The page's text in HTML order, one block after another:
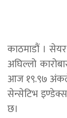
काठमाडौं ।
अघिल्लो
आज १९.९७
सेन्सेटिभ
छ।